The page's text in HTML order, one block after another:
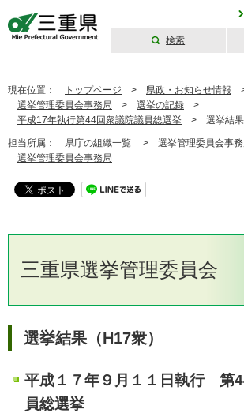
検索
現在位置： トップページ > 県政・お知らせ情報
選挙管理委員会事務局 > 選挙の記録 >
平成17年執行第44回衆議院議員総選挙 > 選挙結果
担当所属： 県庁の組織一覧 > 選挙管理委員会事
選挙管理委員会事務局
三重県選挙管理委員会
選挙結果（H17衆）
平成１７年９月１１日執行 第
員総選挙